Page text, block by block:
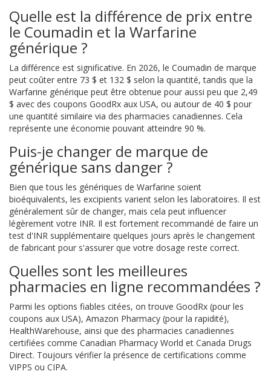
Quelle est la différence de prix entre
le Coumadin et la Warfarine
générique ?
La différence est significative. En 2026, le Coumadin de marque
peut coûter entre 73 $ et 132 $ selon la quantité, tandis que la
Warfarine générique peut être obtenue pour aussi peu que 2,49
$ avec des coupons GoodRx aux USA, ou autour de 40 $ pour
une quantité similaire via des pharmacies canadiennes. Cela
représente une économie pouvant atteindre 90 %.
Puis-je changer de marque de
générique sans danger ?
Bien que tous les génériques de Warfarine soient
bioéquivalents, les excipients varient selon les laboratoires. Il est
généralement sûr de changer, mais cela peut influencer
légèrement votre INR. Il est fortement recommandé de faire un
test d'INR supplémentaire quelques jours après le changement
de fabricant pour s'assurer que votre dosage reste correct.
Quelles sont les meilleures
pharmacies en ligne recommandées ?
Parmi les options fiables citées, on trouve GoodRx (pour les
coupons aux USA), Amazon Pharmacy (pour la rapidité),
HealthWarehouse, ainsi que des pharmacies canadiennes
certifiées comme Canadian Pharmacy World et Canada Drugs
Direct. Toujours vérifier la présence de certifications comme
VIPPS ou CIPA.